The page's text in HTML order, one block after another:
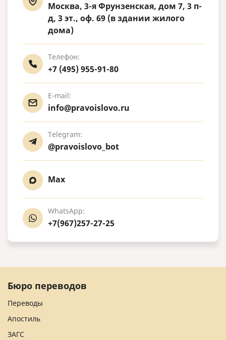
Москва, 3-я Фрунзенская, дом 7, 3 п-
д, 3 эт., оф. 69 (в здании жилого
дома)
Телефон:
+7 (495) 955-91-80
E-mail:
info@pravoislovo.ru
Telegram:
@pravoislovo_bot
Max
WhatsApp:
+7(967)257-27-25
Бюро переводов
Переводы
Апостиль
ЗАГС